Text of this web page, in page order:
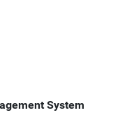
System